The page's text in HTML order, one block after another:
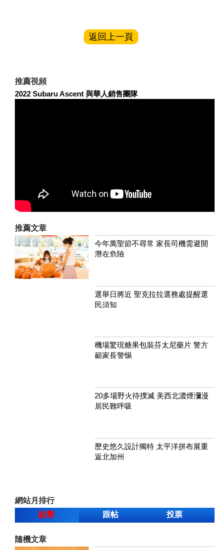
返回上一頁
推薦視頻
2022 Subaru Ascent 與華人銷售團隊
推薦文章
今年萬聖節不尋常 家長司機需避開
潛在危險
選舉日將近 聖克拉拉選務處提醒選
民須知
機場驚現糖果包裝芬太尼藥片 警方
籲家長警惕
20多場野火待撲滅 美西北濃煙瀰漫
居民難呼吸
歷史悠久設計獨特 太平洋拼布展重
返北加州
網站月排行
點擊
跟帖 投票
隨機文章